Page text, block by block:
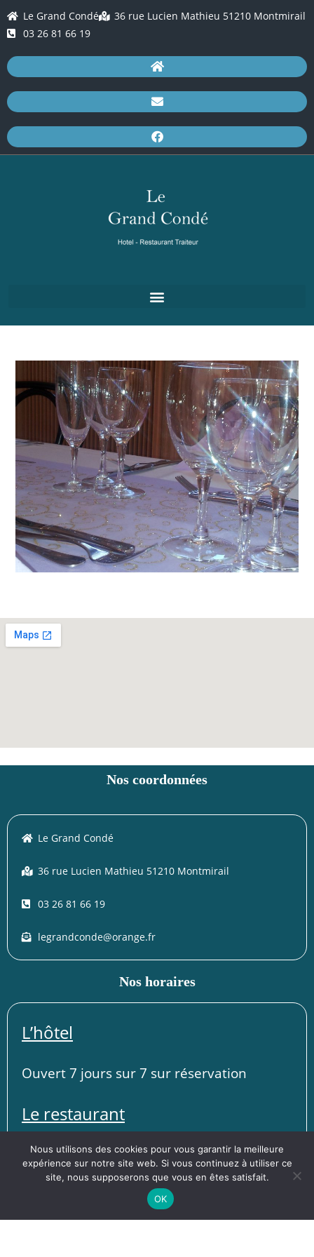
Le Grand Condé
36 rue Lucien Mathieu 51210 Montmirail
03 26 81 66 19
Nos coordonnées
Le Grand Condé
36 rue Lucien Mathieu 51210 Montmirail
03 26 81 66 19
legrandconde@orange.fr
Nos horaires
L’hôtel
Ouvert 7 jours sur 7 sur réservation
Le restaurant
Ouvert le midi du mercredi au dimanche
Ouvert le vendredi et samedi soir
Nous utilisons des cookies pour vous garantir la meilleure
expérience sur notre site web. Si vous continuez à utiliser ce
site, nous supposerons que vous en êtes satisfait.
OK